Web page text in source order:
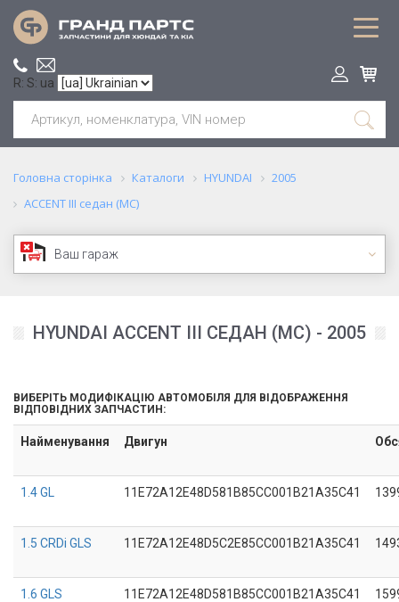
R: S: ua
Головна сторінка Каталоги HYUNDAI
2005
ACCENT III седан (MC)
Ваш гараж
HYUNDAI ACCENT III СЕДАН (MC) - 2005
ВИБЕРІТЬ МОДИФІКАЦІЮ АВТОМОБІЛЯ ДЛЯ ВІДОБРАЖЕННЯ
ВІДПОВІДНИХ ЗАПЧАСТИН:
Найменування Двигун
1.4 GL 11E72A12E48D581B85CC001B21A35C41
1.5 CRDi GLS 11E72A12E48D5C2E85CC001B21A35C41
1.6 GLS 11E72A12E48D581B85CC001B21A35C41